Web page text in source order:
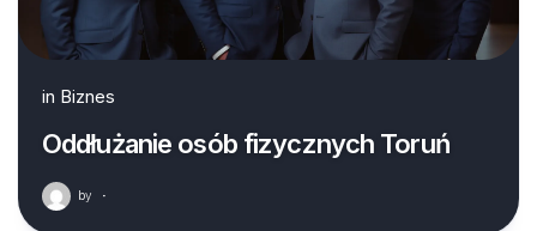
in Biznes
Oddłużanie osób fizycznych Toruń
by ·